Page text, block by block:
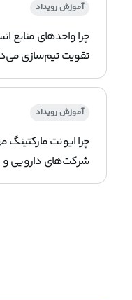
آموزش رویداد
چرا واحدهای منابع
تقویت تیم‌سازی
آموزش رویداد
چرا ایونت مارکتینگ
شرکت‌های دارویی